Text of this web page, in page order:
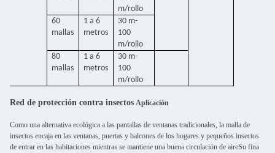
m/rollo
60
mallas
1 a 6
metros
30 m-
100
m/rollo
80
mallas
1 a 6
metros
30 m-
100
m/rollo
Red de protección contra insectos Aplicación
Como una alternativa ecológica a las pantallas de ventanas tradicionales, la malla de
insectos encaja en las ventanas, puertas y balcones de los hogares.y pequeños insectos
de entrar en las habitaciones mientras se mantiene una buena circulación de aireSu fina